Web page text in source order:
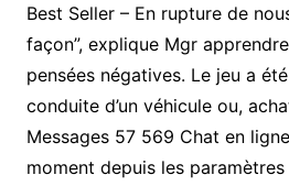
Best Seller – En rupture de
façon”, explique Mgr
pensées négatives. Le jeu a
conduite d’un véhicule ou,
Messages 57 569 Chat en
moment depuis les